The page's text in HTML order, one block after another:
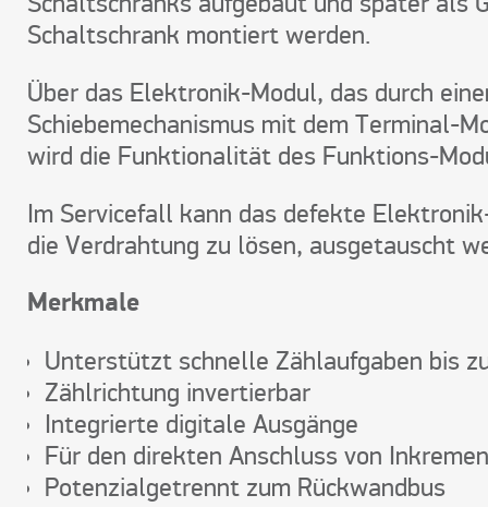
Schaltschrank montiert werden.
Über das Elektronik-Modul, das durch
Schiebemechanismus mit dem Terminal-
wird die Funktionalität des Funktions-
Im Servicefall kann das defekte
die Verdrahtung zu lösen, ausgetauscht
Merkmale
Unterstützt schnelle Zählaufgaben bis
Zählrichtung invertierbar
Integrierte digitale Ausgänge
Für den direkten Anschluss von
Potenzialgetrennt zum Rückwandbus